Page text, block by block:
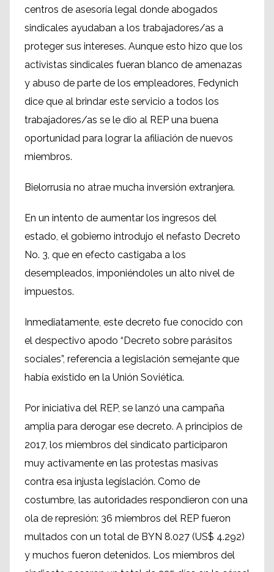
centros de asesoría legal donde abogados
sindicales ayudaban a los trabajadores/as a
proteger sus intereses. Aunque esto hizo que los
activistas sindicales fueran blanco de amenazas
y abuso de parte de los empleadores, Fedynich
dice que al brindar este servicio a todos los
trabajadores/as se le dio al REP una buena
oportunidad para lograr la afiliación de nuevos
miembros.
Bielorrusia no atrae mucha inversión extranjera.
En un intento de aumentar los ingresos del
estado, el gobierno introdujo el nefasto Decreto
No. 3, que en efecto castigaba a los
desempleados, imponiéndoles un alto nivel de
impuestos.
Inmediatamente, este decreto fue conocido con
el despectivo apodo “Decreto sobre parásitos
sociales”, referencia a legislación semejante que
había existido en la Unión Soviética.
Por iniciativa del REP, se lanzó una campaña
amplia para derogar ese decreto. A principios de
2017, los miembros del sindicato participaron
muy activamente en las protestas masivas
contra esa injusta legislación. Como de
costumbre, las autoridades respondieron con una
ola de represión: 36 miembros del REP fueron
multados con un total de BYN 8.027 (US$ 4.292)
y muchos fueron detenidos. Los miembros del